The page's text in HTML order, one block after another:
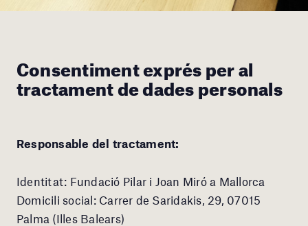
Consentiment exprés per al
tractament de dades personals
Responsable del tractament:
Identitat: Fundació Pilar i Joan Miró a Mallorca
Domicili social: Carrer de Saridakis, 29, 07015
Palma (Illes Balears)